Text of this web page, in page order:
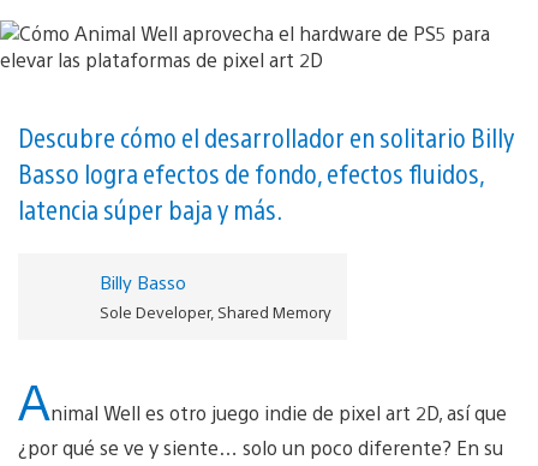
Descubre cómo el desarrollador en solitario Billy
Basso logra efectos de fondo, efectos fluidos,
latencia súper baja y más.
Billy Basso
Sole Developer, Shared Memory
Animal Well es otro juego indie de pixel art 2D, así que
¿por qué se ve y siente… solo un poco diferente? En su